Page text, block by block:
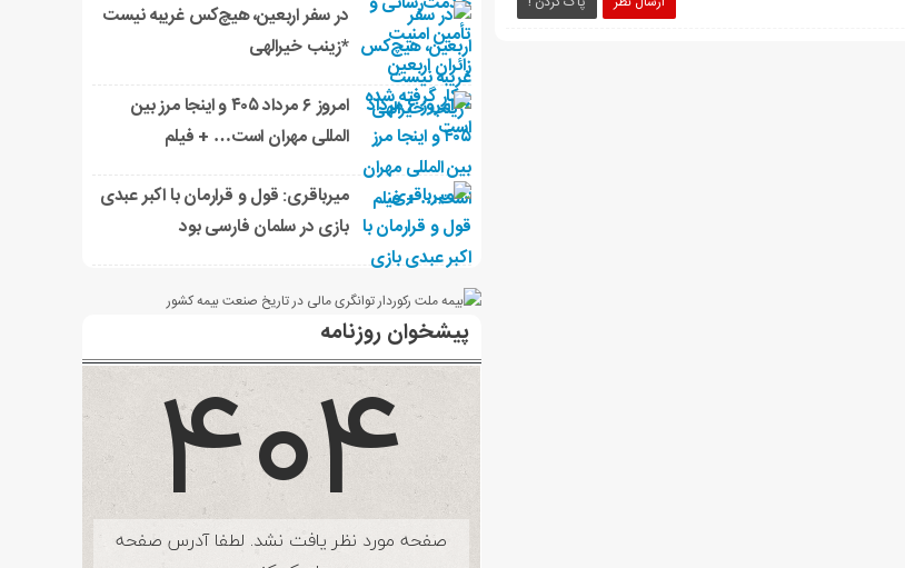
در سفر اربعین، هیچ‌کس غریبه نیست
*زینب خیرالهی
امروز ۶ مرداد ۴۰۵ و اینجا مرز بین
المللی مهران است… + فیلم
میرباقری: قول و قرارمان با اکبر عبدی
بازی در سلمان فارسی بود
پیشخوان روزنامه